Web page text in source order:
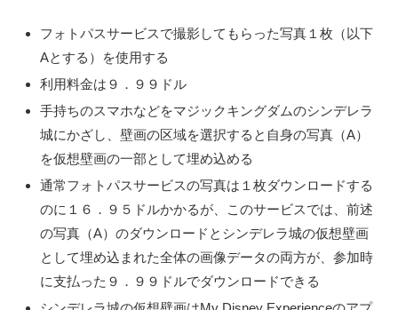
フォトパスサービスで撮影してもらった写真１枚（以下
Aとする）を使用する
利用料金は９．９９ドル
手持ちのスマホなどをマジックキングダムのシンデレラ
城にかざし、壁画の区域を選択すると自身の写真（A）
を仮想壁画の一部として埋め込める
通常フォトパスサービスの写真は１枚ダウンロードする
のに１６．９５ドルかかるが、このサービスでは、前述
の写真（A）のダウンロードとシンデレラ城の仮想壁画
として埋め込まれた全体の画像データの両方が、参加時
に支払った９．９９ドルでダウンロードできる